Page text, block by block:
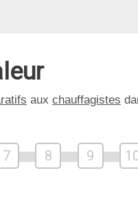
aux chauffagistes
7 8 9